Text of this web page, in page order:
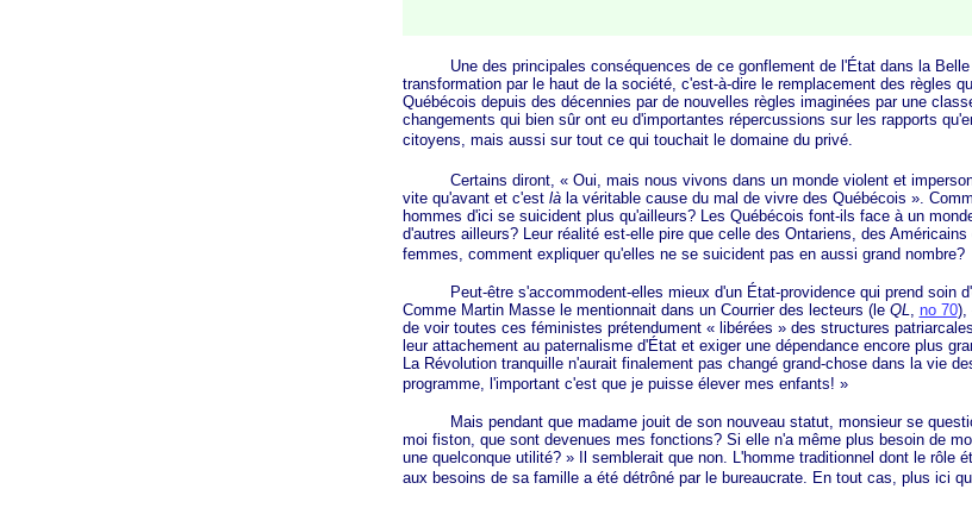
Une des principales conséquences de ce gonflement de l'État dans la Belle
transformation par le haut de la société, c'est-à-dire le remplacement des règles
Québécois depuis des décennies par de nouvelles règles imaginées par une
changements qui bien sûr ont eu d'importantes répercussions sur les rapports
citoyens, mais aussi sur tout ce qui touchait le domaine du privé.
Certains diront, « Oui, mais nous vivons dans un monde violent et
vite qu'avant et c'est làla véritable cause du mal de vivre des Québécois ».
hommes d'ici se suicident plus qu'ailleurs? Les Québécois font-ils face à un
d'autres ailleurs? Leur réalité est-elle pire que celle des Ontariens, des
femmes, comment expliquer qu'elles ne se suicident pas en aussi grand nombre?
Peut-être s'accommodent-elles mieux d'un État-providence qui prend soin
Comme Martin Masse le mentionnait dans un Courrier des lecteurs (le QL, no 70),
de voir toutes ces féministes prétendument « libérées »des structures
leur attachement au paternalisme d'État et exiger une dépendance encore plus
La Révolution tranquille n'aurait finalement pas changé grand-chose dans la vie
programme, l'important c'est que je puisse élever mes enfants! »
Mais pendant que madame jouit de son nouveau statut, monsieur se
moi fiston, que sont devenues mes fonctions? Si elle n'a même plus besoin de
une quelconque utilité? »Il semblerait que non. L'homme traditionnel dont le rôle
aux besoins de sa famille a été détrôné par le bureaucrate. En tout cas, plus ici